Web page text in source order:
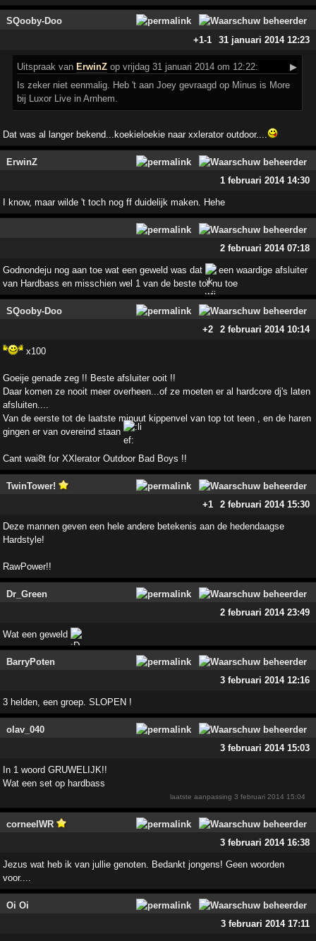
SQooby-Doo
+1-1 31 januari 2014 12:23
Uitspraak van ErwinZ op vrijdag 31 januari 2014 om 12:22:
▶
Is zeker niet eenmalig. Heb 't aan Joey gevraagd op Minus is More
bij Luxor Live in Arnhem.
Dat was al langer bekend...koekieloekie naar xxlerator outdoor....
ErwinZ
1 februari 2014 14:30
I know, maar wilde 't toch nog ff duidelijk maken. Hehe
2 februari 2014 07:18
Godnondeju nog aan toe wat een geweld was dat
een waardige afsluiter
van Hardbass en misschien wel 1 van de beste tot nu toe
SQooby-Doo
+2
2 februari 2014 10:14
x100
Goeije genade zeg !! Beste afsluiter ooit !!
Daar komen ze nooit meer overheen...of ze moeten er al hardcore dj's laten
afsluiten....
Van de eerste tot de laatste minuut kippenvel van top tot teen , en de haren
gingen er van overeind staan
Cant wai8t for XXlerator Outdoor Bad Boys !!
TwinTower!
+1
2 februari 2014 15:30
Deze mannen geven een hele andere betekenis aan de hedendaagse
Hardstyle!
RawPower!!
Dr_Green
2 februari 2014 23:49
Wat een geweld
BarryPoten
3 februari 2014 12:16
3 helden, een groep. SLOPEN !
olav_040
3 februari 2014 15:03
In 1 woord GRUWELIJK!!
Wat een set op hardbass
laatste aanpassing3 februari 2014 15:04
corneelWR
3 februari 2014 16:38
Jezus wat heb ik van jullie genoten. Bedankt jongens! Geen woorden
voor....
Oi Oi
3 februari 2014 17:11